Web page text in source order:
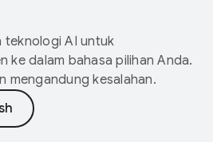
teknologi AI untuk
ke dalam bahasa pilihan Anda.
mengandung kesalahan.